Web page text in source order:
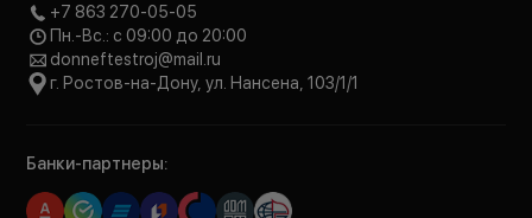
+7 863 270-05-05
Пн.-Вс.: с 09:00 до 20:00
donneftestroj@mail.ru
г. Ростов-на-Дону, ул. Нансена, 103/1/1
Банки-партнеры: